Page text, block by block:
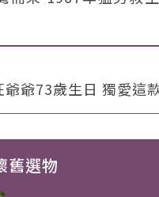
爺爺73歲生日 獨愛這
舊選物